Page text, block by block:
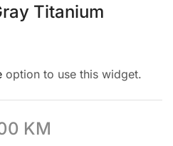
Titanium
option to use this widget.
KM